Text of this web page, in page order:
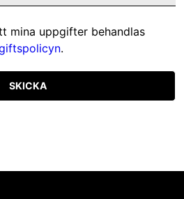
mina uppgifter behandlas
.
SKICKA